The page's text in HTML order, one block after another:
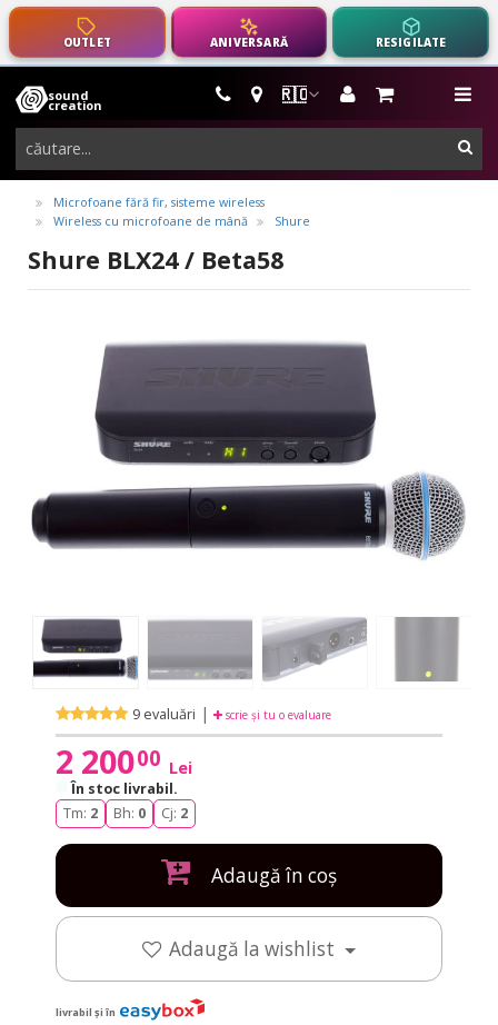
OUTLET ANIVERSARĂ RESIGILATE
🇷🇴
sound
creation
instrumente
muzicale,
echipamente
pro-
audio
Microfoane fără fir, sisteme wireless
Wireless cu microfoane de mână
Shure
Shure BLX24 / Beta58
9 evaluări | scrie și tu o evaluare
2 20000 Lei
În stoc livrabil.
Tm: 2 Bh: 0 Cj: 2
Adaugă în coș
Adaugă la wishlist
livrabil și în